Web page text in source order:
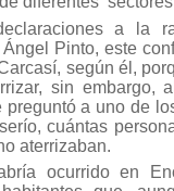
a la
Pinto, este
según él,
sin embargo,
preguntó a uno de
cuántas
aterrizaban.
ocurrido en